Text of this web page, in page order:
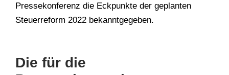
Pressekonferenz die Eckpunkte der geplanten
Steuerreform 2022 bekanntgegeben.
Die für die